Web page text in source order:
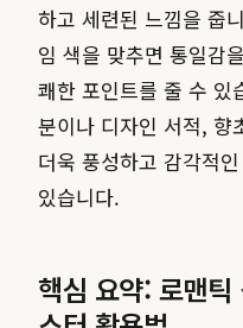
하고 세련된 느낌을 줍
임 색을 맞추면 통일감
쾌한 포인트를 줄 수 있
분이나 디자인 서적, 향
더욱 풍성하고 감각적인
있습니다.
핵심 요약: 로맨